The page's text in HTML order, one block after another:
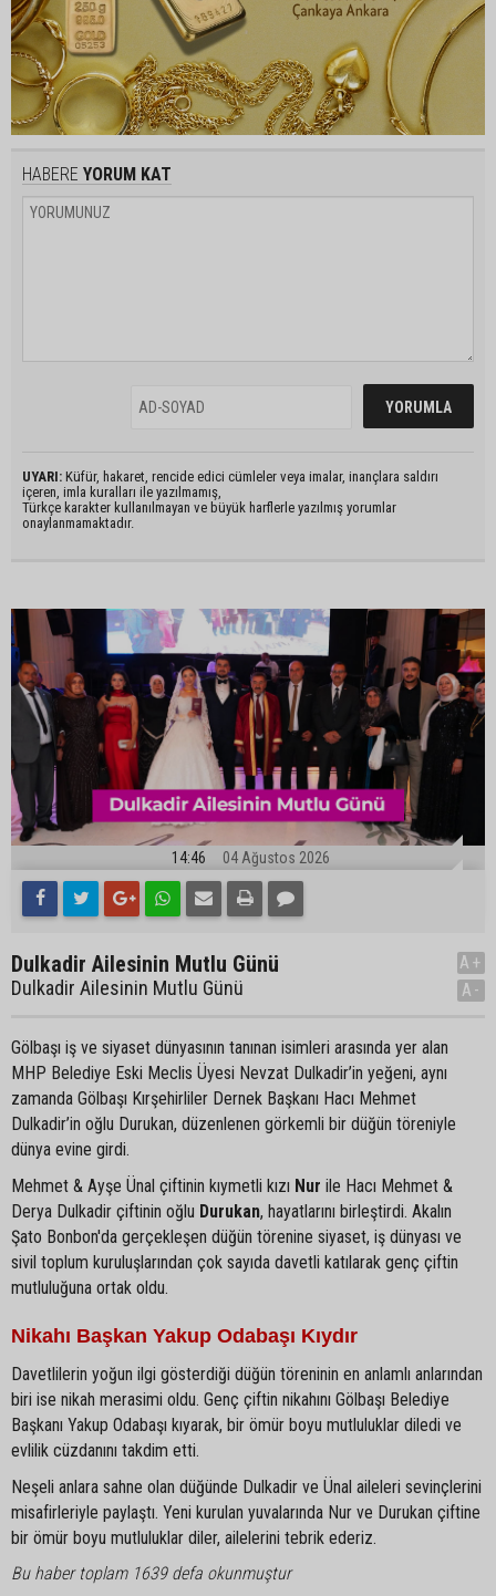
HABERE YORUM KAT
UYARI: Küfür, hakaret, rencide edici cümleler veya imalar, inançlara saldırı
içeren, imla kuralları ile yazılmamış,
Türkçe karakter kullanılmayan ve büyük harflerle yazılmış yorumlar
onaylanmamaktadır.
14:46 04 Ağustos 2026
Dulkadir Ailesinin Mutlu Günü
Dulkadir Ailesinin Mutlu Günü
A+
A-
Gölbaşı iş ve siyaset dünyasının tanınan isimleri arasında yer alan
MHP Belediye Eski Meclis Üyesi Nevzat Dulkadir’in yeğeni, aynı
zamanda Gölbaşı Kırşehirliler Dernek Başkanı Hacı Mehmet
Dulkadir’in oğlu Durukan, düzenlenen görkemli bir düğün töreniyle
dünya evine girdi.
Mehmet & Ayşe Ünal çiftinin kıymetli kızı Nur ile Hacı Mehmet &
Derya Dulkadir çiftinin oğlu Durukan, hayatlarını birleştirdi. Akalın
Şato Bonbon'da gerçekleşen düğün törenine siyaset, iş dünyası ve
sivil toplum kuruluşlarından çok sayıda davetli katılarak genç çiftin
mutluluğuna ortak oldu.
Nikahı Başkan Yakup Odabaşı Kıydır
Davetlilerin yoğun ilgi gösterdiği düğün töreninin en anlamlı anlarından
biri ise nikah merasimi oldu. Genç çiftin nikahını Gölbaşı Belediye
Başkanı Yakup Odabaşı kıyarak, bir ömür boyu mutluluklar diledi ve
evlilik cüzdanını takdim etti.
Neşeli anlara sahne olan düğünde Dulkadir ve Ünal aileleri sevinçlerini
misafirleriyle paylaştı. Yeni kurulan yuvalarında Nur ve Durukan çiftine
bir ömür boyu mutluluklar diler, ailelerini tebrik ederiz.
Bu haber toplam 1639 defa okunmuştur